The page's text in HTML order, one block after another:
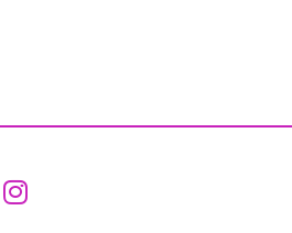
Aceder ao Facebook
Aceder ao